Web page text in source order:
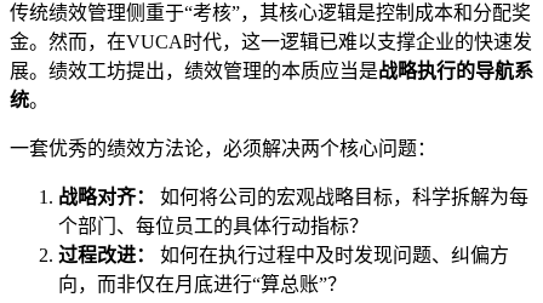
传统绩效管理侧重于“考核”，其核心逻辑是控制成本和分配奖
金。然而，在VUCA时代，这一逻辑已难以支撑企业的快速发
展。绩效工坊提出，绩效管理的本质应当是战略执行的导航系
统。
一套优秀的绩效方法论，必须解决两个核心问题：
战略对齐：
如何将公司的宏观战略目标，科学拆解为每
个部门、每位员工的具体行动指标？
过程改进：
如何在执行过程中及时发现问题、纠偏方
向，而非仅在月底进行“算总账”？